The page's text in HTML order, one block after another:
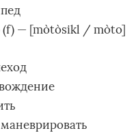
(f) — [mòtòsikl / mòto]